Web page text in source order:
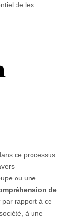
de les
ce processus
ou une
de
par rapport à ce
à une